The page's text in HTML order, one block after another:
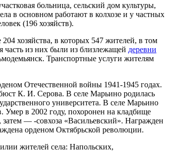
зу
нет
зу
нет
зу
нет
зу
нет
зу
нет
зу
нет
зу
нет
зу
нет
зу
нет
зу
нет
зу
нет
окс
больница, сельский дом культуры,
в основном работают в колхозе и у частных
(196 хозяйств).
хозяйства, в которых 547 жителей, в том
из них были из близлежащей деревни
Транспортные услуги жителям
Отечественной войны 1941-1945 годах.
К. И. Серова. В селе Марьино родилась
университета. В селе Марьино
в 2002 году, похоронен на кладбище
— -совхоза «Васильевский». Награжден
орденом Октябрьской революции.
жителей села: Напольских,